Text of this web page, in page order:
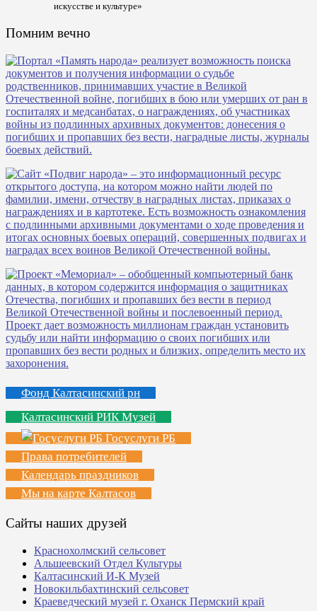
искусстве и культуре»
Помним вечно
Фонд Калтасинский рн
Калтасинский РИК Музей
Госуслуги РБ
Права потребителей
Календарь праздников
Мы на карте Калтасов
Сайты наших друзей
Краснохолмский сельсовет
Альшеевский Отдел Культуры
Калтасинский И-К Музей
Новокильбахтинский сельсовет
Краеведческий музей г. Оханск Пермский край